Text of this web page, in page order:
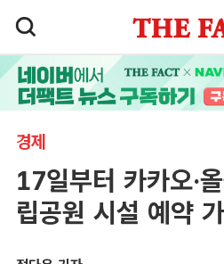
경제
17일부터 카카오·
립공원 시설 예약